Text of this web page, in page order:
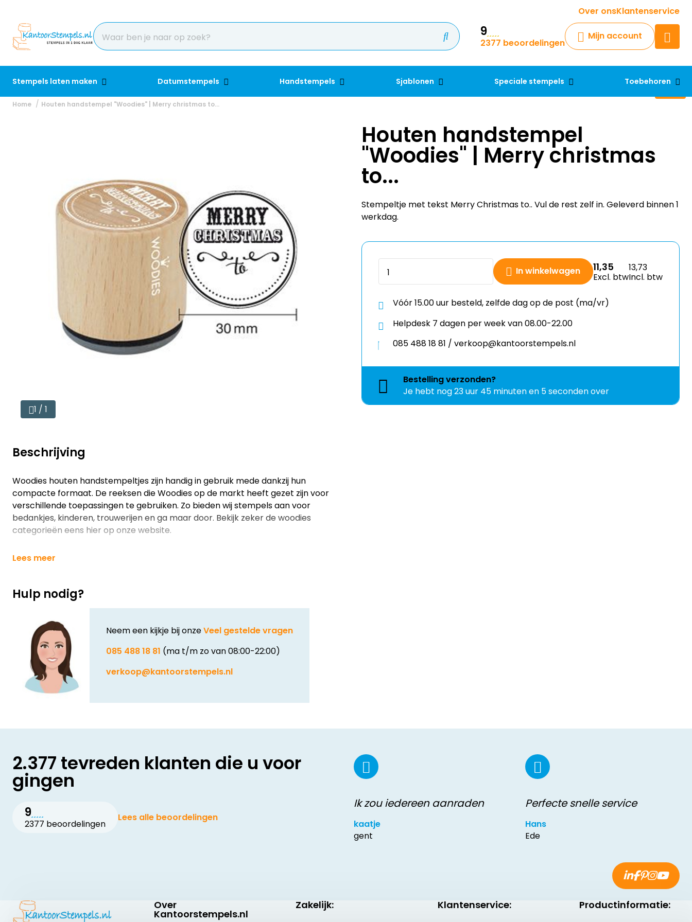
Over onsKlantenservice
9
2377 beoordelingen
Mijn account
Stempels laten maken Datumstempels Handstempels Sjablonen Speciale stempels Toebehoren
Krijg een antwoord op uw vraag
Chatbot
Chat 24/7 met onze chatbot
Contact
Home Houten handstempel "Woodies" | Merry christmas to...
1 / 1
Beschrijving
Woodies houten handstempeltjes zijn handig in gebruik mede dankzij hun
compacte formaat. De reeksen die Woodies op de markt heeft gezet zijn voor
verschillende toepassingen te gebruiken. Zo bieden wij stempels aan voor
bedankjes, kinderen, trouwerijen en ga maar door. Bekijk zeker de woodies
categorieën eens hier op onze website.
Lees meer
Hulp nodig?
Neem een kijkje bij onzeVeel gestelde vragen
085 488 18 81 (ma t/m zo van 08:00-22:00)
verkoop@kantoorstempels.nl
Houten handstempel
"Woodies" | Merry christmas
to...
Stempeltje met tekst Merry Christmas to.. Vul de rest zelf in. Geleverd binnen 1
werkdag.
In winkelwagen 11,35
Excl. btw
13,73
Incl. btw
Vóór 15.00 uur besteld, zelfde dag op de post (ma/vr)
Helpdesk 7 dagen per week van 08.00-22.00
085 488 18 81 / verkoop@kantoorstempels.nl
Bestellingverzonden?
Je hebt nog23 uur 45 minuten en 5 seconden over
2.377 tevreden klanten die u voor
gingen
9
2377 beoordelingen
Lees alle beoordelingen
Ik zou iedereen aanraden
kaatje
gent
Perfecte snelle service
Hans
Ede
Over
Kantoorstempels.nl
Zakelijk: Klantenservice: Productinformatie: